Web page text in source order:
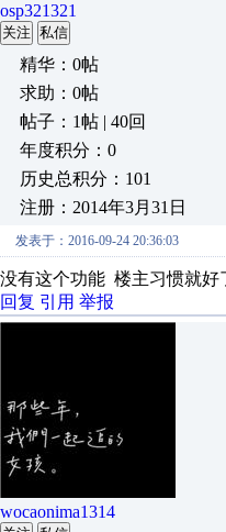
osp321321
关注 私信
精华：0帖
求助：0帖
帖子：1帖 | 40回
年度积分：0
历史总积分：101
注册：2014年3月31日
发表于：2016-09-24 20:36:03
没有这个功能 楼主习惯就好
回复 引用 举报
wocaonima1314